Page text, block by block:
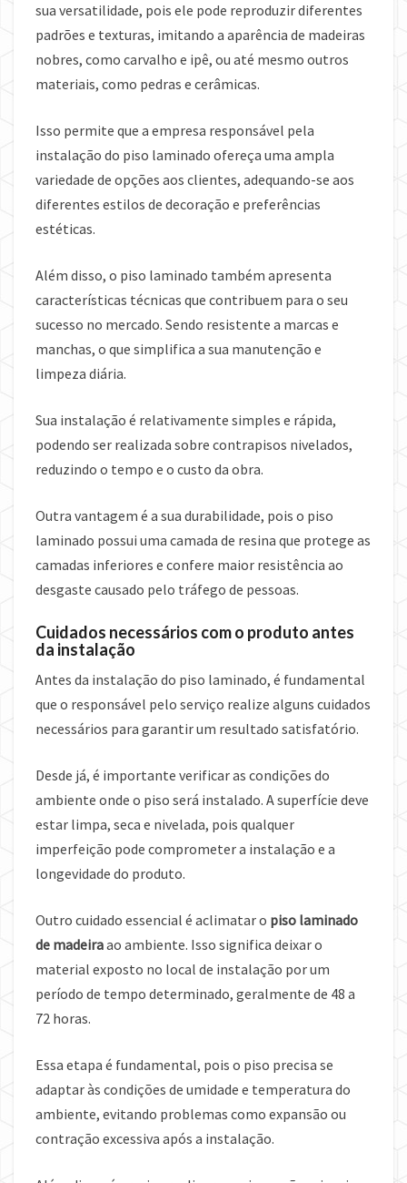
sua versatilidade, pois ele pode reproduzir diferentes
padrões e texturas, imitando a aparência de madeiras
nobres, como carvalho e ipê, ou até mesmo outros
materiais, como pedras e cerâmicas.
Isso permite que a empresa responsável pela
instalação do piso laminado ofereça uma ampla
variedade de opções aos clientes, adequando-se aos
diferentes estilos de decoração e preferências
estéticas.
Além disso, o piso laminado também apresenta
características técnicas que contribuem para o seu
sucesso no mercado. Sendo resistente a marcas e
manchas, o que simplifica a sua manutenção e
limpeza diária.
Sua instalação é relativamente simples e rápida,
podendo ser realizada sobre contrapisos nivelados,
reduzindo o tempo e o custo da obra.
Outra vantagem é a sua durabilidade, pois o piso
laminado possui uma camada de resina que protege as
camadas inferiores e confere maior resistência ao
desgaste causado pelo tráfego de pessoas.
Cuidados necessários com o produto antes
da instalação
Antes da instalação do piso laminado, é fundamental
que o responsável pelo serviço realize alguns cuidados
necessários para garantir um resultado satisfatório.
Desde já, é importante verificar as condições do
ambiente onde o piso será instalado. A superfície deve
estar limpa, seca e nivelada, pois qualquer
imperfeição pode comprometer a instalação e a
longevidade do produto.
Outro cuidado essencial é aclimatar o piso laminado
de madeiraao ambiente. Isso significa deixar o
material exposto no local de instalação por um
período de tempo determinado, geralmente de 48 a
72 horas.
Essa etapa é fundamental, pois o piso precisa se
adaptar às condições de umidade e temperatura do
ambiente, evitando problemas como expansão ou
contração excessiva após a instalação.